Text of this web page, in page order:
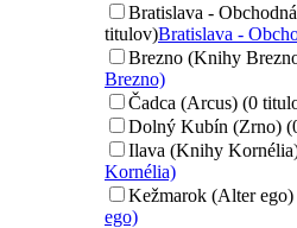
Bratislava -
titulov)Bratislava -
Brezno (Knihy
Brezno)
Čadca (Arcus) (0
Dolný Kubín (Zrno)
Ilava (Knihy
Kornélia)
Kežmarok (Alter
ego)